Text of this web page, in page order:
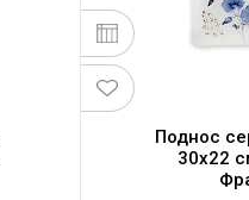
Поднос
30х22